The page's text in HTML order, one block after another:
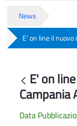
News
E' on line il
Indietro
E' on
Campania
Data